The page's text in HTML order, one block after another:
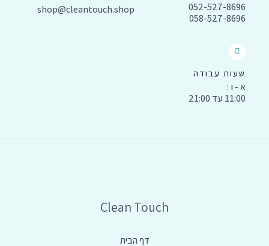
052-527-8696
058-527-8696
shop@cleantouch.shop
שעות עבודה
א - ו :
11:00 עד 21:00
Clean Touch
דף הבית